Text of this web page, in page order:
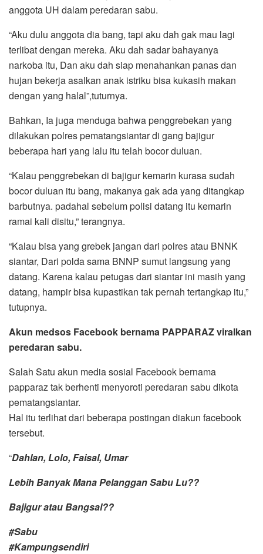
anggota UH dalam peredaran sabu.
“Aku dulu anggota dia bang, tapi aku dah gak mau lagi
terlibat dengan mereka. Aku dah sadar bahayanya
narkoba itu, Dan aku dah siap menahankan panas dan
hujan bekerja asalkan anak istriku bisa kukasih makan
dengan yang halal”,tuturnya.
Bahkan, Ia juga menduga bahwa penggrebekan yang
dilakukan polres pematangsiantar di gang bajigur
beberapa hari yang lalu itu telah bocor duluan.
“Kalau penggrebekan di bajigur kemarin kurasa sudah
bocor duluan itu bang, makanya gak ada yang ditangkap
barbutnya. padahal sebelum polisi datang itu kemarin
ramai kali disitu,” terangnya.
“Kalau bisa yang grebek jangan dari polres atau BNNK
siantar, Dari polda sama BNNP sumut langsung yang
datang. Karena kalau petugas dari siantar ini masih yang
datang, hampir bisa kupastikan tak pernah tertangkap itu,”
tutupnya.
Akun medsos Facebook bernama PAPPARAZ viralkan
peredaran sabu.
Salah Satu akun media sosial Facebook bernama
papparaz tak berhenti menyoroti peredaran sabu dikota
pematangsiantar.
Hal itu terlihat dari beberapa postingan diakun facebook
tersebut.
“Dahlan, Lolo, Faisal, Umar
Lebih Banyak Mana Pelanggan Sabu Lu??
Bajigur atau Bangsal??
#Sabu
#Kampungsendiri